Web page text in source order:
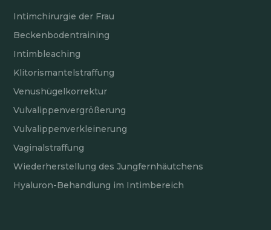
Intimchirurgie der Frau
Beckenbodentraining
Intimbleaching
Klitorismantelstraffung
Venushügelkorrektur
Vulvalippenvergrößerung
Vulvalippenverkleinerung
Vaginalstraffung
Wiederherstellung des Jungfernhäutchens
Hyaluron-Behandlung im Intimbereich